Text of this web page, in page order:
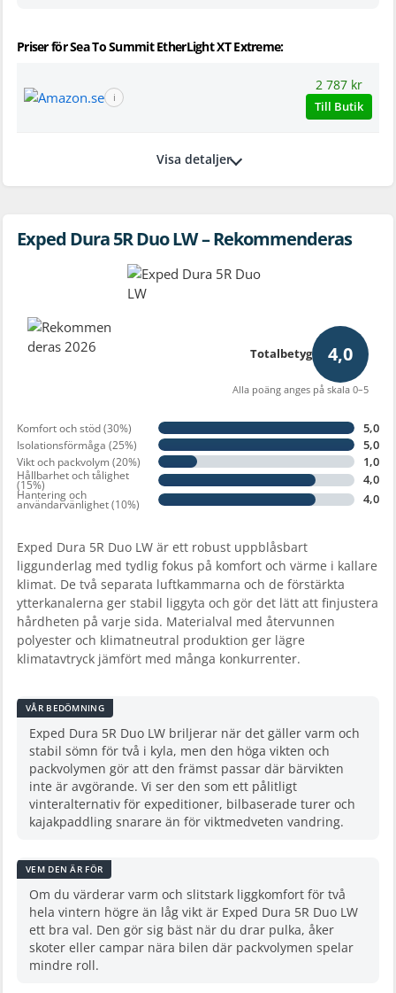
Priser för Sea To Summit EtherLight XT Extreme:
ℹ
2 787 kr
Till Butik
Visa detaljer
Exped Dura 5R Duo LW – Rekommenderas
Komfort och stöd (30%) 5,0
Isolationsförmåga (25%) 5,0
Vikt och packvolym (20%) 1,0
Hållbarhet och tålighet
(15%) 4,0
Hantering och
användarvänlighet (10%) 4,0
Totalbetyg 4,0
Alla poäng anges på skala 0–5
Exped Dura 5R Duo LW är ett robust uppblåsbart
liggunderlag med tydlig fokus på komfort och värme i kallare
klimat. De två separata luftkammarna och de förstärkta
ytterkanalerna ger stabil liggyta och gör det lätt att finjustera
hårdheten på varje sida. Materialval med återvunnen
polyester och klimatneutral produktion ger lägre
klimatavtryck jämfört med många konkurrenter.
VÅR BEDÖMNING
Exped Dura 5R Duo LW briljerar när det gäller varm och
stabil sömn för två i kyla, men den höga vikten och
packvolymen gör att den främst passar där bärvikten
inte är avgörande. Vi ser den som ett pålitligt
vinteralternativ för expeditioner, bilbaserade turer och
kajakpaddling snarare än för viktmedveten vandring.
VEM DEN ÄR FÖR
Om du värderar varm och slitstark liggkomfort för två
hela vintern högre än låg vikt är Exped Dura 5R Duo LW
ett bra val. Den gör sig bäst när du drar pulka, åker
skoter eller campar nära bilen där packvolymen spelar
mindre roll.